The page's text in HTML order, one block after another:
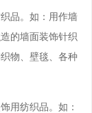
品。如：用作墙
的墙面装饰针织
物、壁毯、各种
纺织品。如：